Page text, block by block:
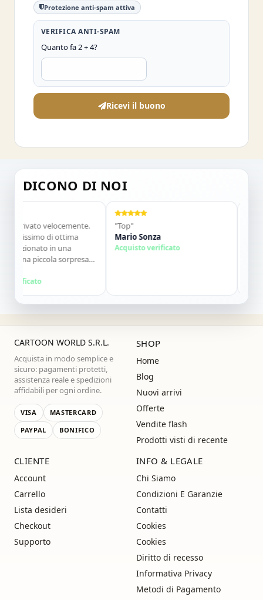
Protezione anti-spam attiva
VERIFICA ANTI-SPAM
Quanto fa 2 + 4?
Ricevi il buono
DICONO DI NOI
velocemente.
di ottima
in una
una piccola sorpresa
Grazie ,alla
"Top"
Mario Sonza
Acquisto verificato
CARTOON WORLD S.R.L.
Acquista in modo semplice e
sicuro: pagamenti protetti,
assistenza reale e spedizioni
affidabili per ogni ordine.
VISA
MASTERCARD
PAYPAL
BONIFICO
SHOP
Home
Blog
Nuovi arrivi
Offerte
Vendite flash
Prodotti visti di recente
CLIENTE
Account
Carrello
Lista desideri
Checkout
Supporto
INFO & LEGALE
Chi Siamo
Condizioni E Garanzie
Contatti
Cookies
Cookies
Diritto di recesso
Informativa Privacy
Metodi di Pagamento